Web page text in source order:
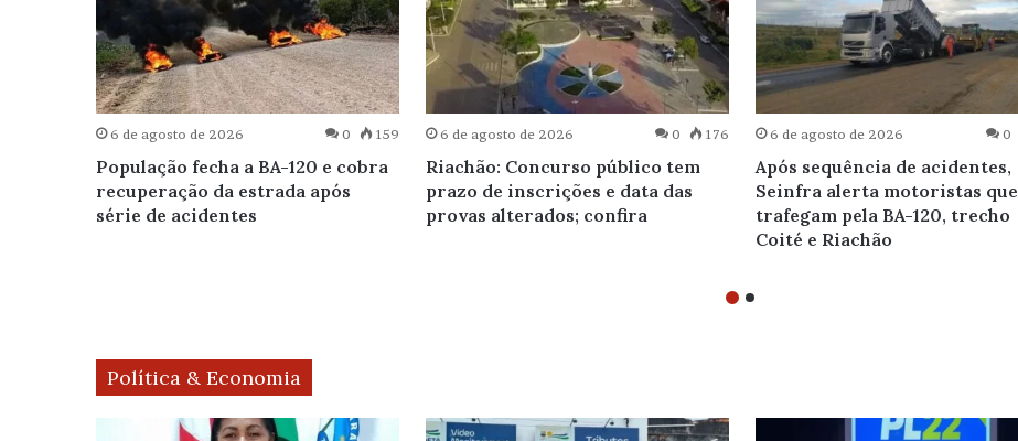
6 de agosto de 2026 0 159
População fecha a BA-120 e cobra
recuperação da estrada após
série de acidentes
6 de agosto de 2026 0 176
Riachão: Concurso público tem
prazo de inscrições e data das
provas alterados; confira
6 de agosto de 2026 0
Após sequência de acidentes,
Seinfra alerta motoristas que
trafegam pela BA-120, trecho
Coité e Riachão
Política & Economia